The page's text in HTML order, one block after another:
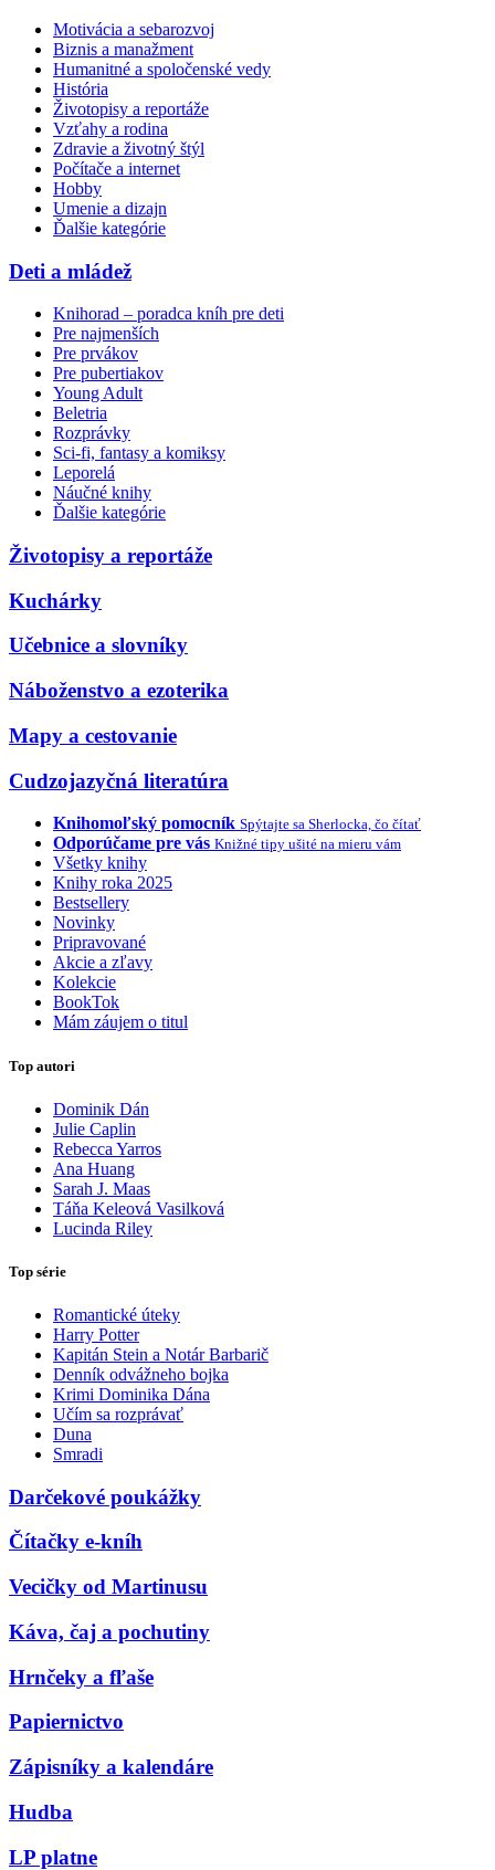
Motivácia a sebarozvoj
Biznis a manažment
Humanitné a spoločenské vedy
História
Životopisy a reportáže
Vzťahy a rodina
Zdravie a životný štýl
Počítače a internet
Hobby
Umenie a dizajn
Ďalšie kategórie
Deti a mládež
Knihorad – poradca kníh pre deti
Pre najmenších
Pre prvákov
Pre pubertiakov
Young Adult
Beletria
Rozprávky
Sci-fi, fantasy a komiksy
Leporelá
Náučné knihy
Ďalšie kategórie
Životopisy a reportáže
Kuchárky
Učebnice a slovníky
Náboženstvo a ezoterika
Mapy a cestovanie
Cudzojazyčná literatúra
Knihomoľský pomocník Spýtajte sa Sherlocka, čo čítať
Odporúčame pre vás Knižné tipy ušité na mieru vám
Všetky knihy
Knihy roka 2025
Bestsellery
Novinky
Pripravované
Akcie a zľavy
Kolekcie
BookTok
Mám záujem o titul
Top autori
Dominik Dán
Julie Caplin
Rebecca Yarros
Ana Huang
Sarah J. Maas
Táňa Keleová Vasilková
Lucinda Riley
Top série
Romantické úteky
Harry Potter
Kapitán Stein a Notár Barbarič
Denník odvážneho bojka
Krimi Dominika Dána
Učím sa rozprávať
Duna
Smradi
Darčekové poukážky
Čítačky e-kníh
Vecičky od Martinusu
Káva, čaj a pochutiny
Hrnčeky a fľaše
Papiernictvo
Zápisníky a kalendáre
Hudba
LP platne